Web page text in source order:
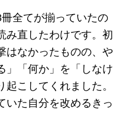
全てが揃っていたの
み直したわけです。初
はなかったものの、や
」「何か」を「しなけ
こしてくれました。
いた自分を改めるきっ